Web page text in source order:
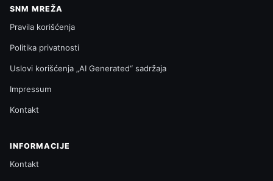
SNM MREŽA
Pravila korišćenja
Politika privatnosti
Uslovi korišćenja „AI Generated“ sadržaja
Impressum
Kontakt
INFORMACIJE
Kontakt